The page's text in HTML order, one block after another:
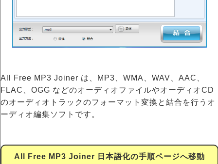
All Free MP3 Joiner は、MP3、WMA、WAV、AAC、
FLAC、OGG などのオーディオファイルやオーディオCD
のオーディオトラックのフォーマット変換と結合を行うオ
ーディオ編集ソフトです。
All Free MP3 Joiner 日本語化の手順ページへ移動